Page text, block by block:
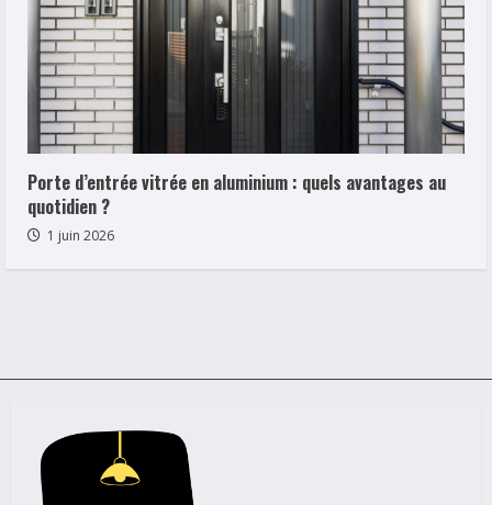
Porte d’entrée vitrée en aluminium : quels avantages au
quotidien ?
1 juin 2026